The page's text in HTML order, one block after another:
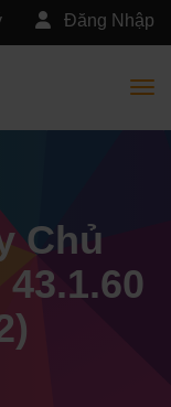
Đăng Nhập
Chủ